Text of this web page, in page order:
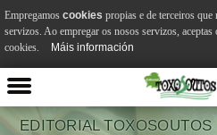
Empregamos cookies propias e de terceiros
servizos. Ao empregar os nosos servizos, aceptas
cookies.
Máis información